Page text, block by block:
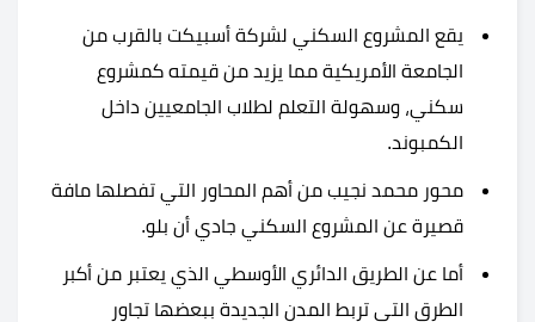
يقع المشروع السكني لشركة أسبيكت بالقرب من
الجامعة الأمريكية مما يزيد من قيمته كمشروع
سكني، وسهولة التعلم لطلاب الجامعيين داخل
الكمبوند.
محور محمد نجيب من أهم المحاور التي تفصلها مافة
قصيرة عن المشروع السكني جادي أن بلو.
أما عن الطريق الدائري الأوسطي الذي يعتبر من أكبر
الطرق التي تربط المدن الجديدة ببعضها تجاور